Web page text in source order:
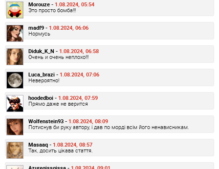
Morouze - 1.08.2024, 05:54
Это просто бомба!!!
madf9 - 1.08.2024, 06:06
Нормусь
Diduk_K_N - 1.08.2024, 06:58
Очень и очень неплохо!!!
Luca_brazi - 1.08.2024, 07:06
Невероятно!
hoodedboi - 1.08.2024, 07:59
Прямо даже не верится
Wolfenstein93 - 1.08.2024, 08:09
Потиснув би руку автору, і дав по морді всім його ненависникам.
Masaaq - 1.08.2024, 08:57
Так, досить цікава стаття.